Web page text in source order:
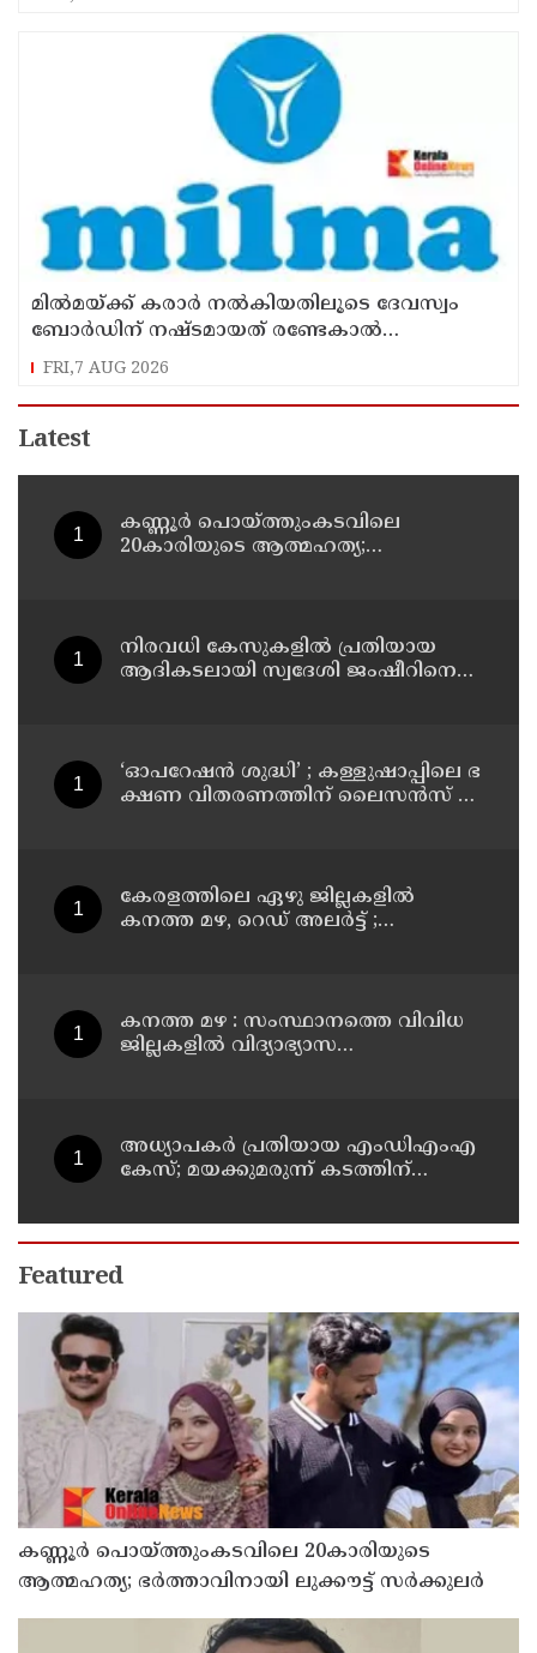
മില്‍മയ്ക്ക് കരാര്‍ നല്‍കിയതിലൂടെ ദേവസ്വം
ബോര്‍ഡിന് നഷ്ടമായത് രണ്ടേകാല്‍
കോടിയിലധികം രൂപ
FRI,7 AUG 2026
Latest
കണ്ണൂർ പൊയ്ത്തുംകടവിലെ
20കാരിയുടെ ആത്മഹത്യ;
നിരവധി കേസുകളിൽ പ്രതിയായ
ആദികടലായി സ്വദേശി ജംഷീറിനെ
‘ഓ​പ​റേ​ഷ​ൻ ശു​ദ്ധി’ ; ക​ള്ളു​ഷാ​പ്പി​ലെ ഭ​
ക്ഷ​ണ വി​ത​ര​ണ​ത്തി​ന് ലൈ​സ​ൻ​സ് നി​
കേരളത്തിലെ ഏഴു ജില്ലകളിൽ
കനത്ത മഴ, റെഡ് അലർട്ട് ;
കനത്ത മഴ : സംസ്ഥാനത്തെ വിവിധ
ജില്ലകളിൽ വിദ്യാഭ്യാസ
അധ്യാപകര്‍ പ്രതിയായ എംഡിഎംഎ
കേസ്; മയക്കുമരുന്ന് കടത്തിന്
സംശയം
Featured
കണ്ണൂർ പൊയ്ത്തുംകടവിലെ 20കാരിയുടെ
ആത്മഹത്യ; ഭർത്താവിനായി ലുക്കൗട്ട് സർക്കുലർ